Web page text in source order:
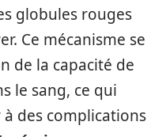
globules rouges
Ce mécanisme se
de la capacité de
le sang, ce qui
des complications